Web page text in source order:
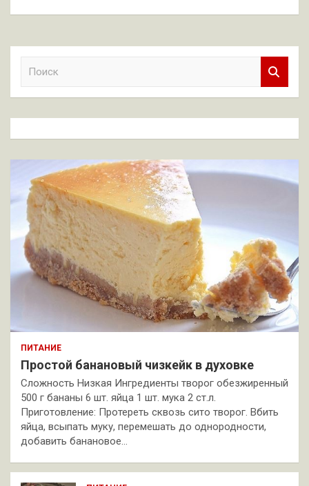
к
ПИТАНИЕ
Простой банановый чизкейк в духовке
Сложность Низкая Ингредиенты творог обезжиренный
500 г бананы 6 шт. яйца 1 шт. мука 2 ст.л.
Приготовление: Протереть сквозь сито творог. Вбить
яйца, всыпать муку, перемешать до однородности,
добавить банановое…